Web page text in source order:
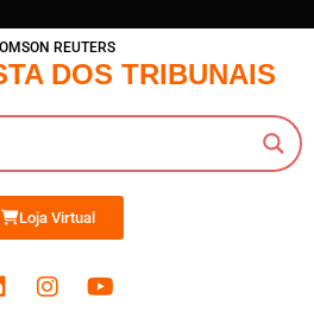
REUTERS
DOS TRIBUNAIS
Loja Virtual